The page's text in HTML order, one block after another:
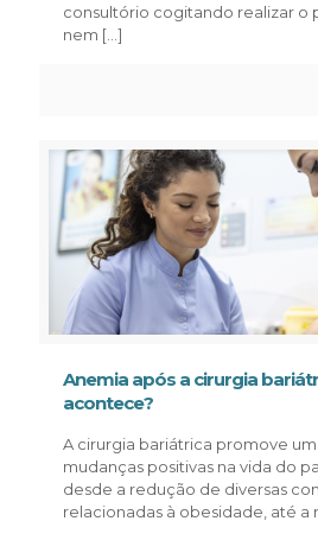
consultório cogitando realizar o
nem […]
Anemia após a cirurgia
acontece?
A cirurgia bariátrica promove
mudanças positivas na vida do
desde a redução de diversas
relacionadas à obesidade, até a